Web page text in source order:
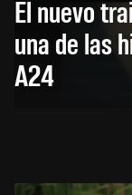
El nuevo
una de las
A24